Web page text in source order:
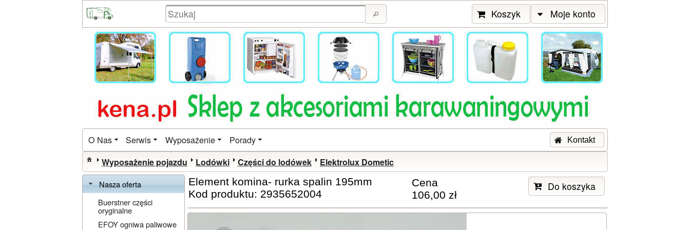
Koszyk Moje konto
O Nas Serwis Wyposażenie Porady Kontakt
Wyposażenie pojazdu Lodówki Części do lodówek Elektrolux Dometic
Nasza oferta
Buerstner części
oryginalne
EFOY ogniwa paliwowe
Element komina- rurka spalin 195mm
Kod produktu: 2935652004
Cena
106,00 zł
Do koszyka